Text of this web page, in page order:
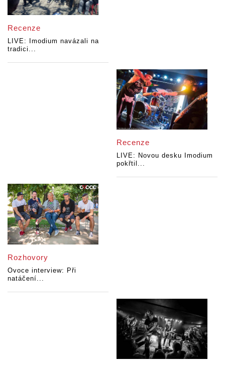
Recenze
LIVE: Imodium navázali na
tradici...
Recenze
LIVE: Novou desku Imodium
pokřtil...
Rozhovory
Ovoce interview: Při
natáčení...